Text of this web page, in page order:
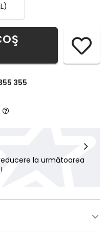
355
la următoarea